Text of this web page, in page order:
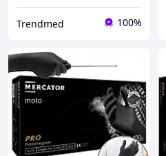
Trendmed 100%